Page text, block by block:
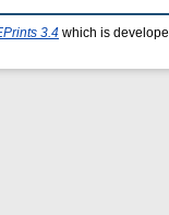
3.4 which is